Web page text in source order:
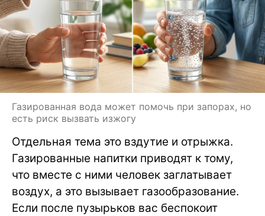
Газированная вода может помочь при запорах, но
есть риск вызвать изжогу
Отдельная тема это вздутие и отрыжка.
Газированные напитки приводят к тому,
что вместе с ними человек заглатывает
воздух, а это вызывает газообразование.
Если после пузырьков вас беспокоит